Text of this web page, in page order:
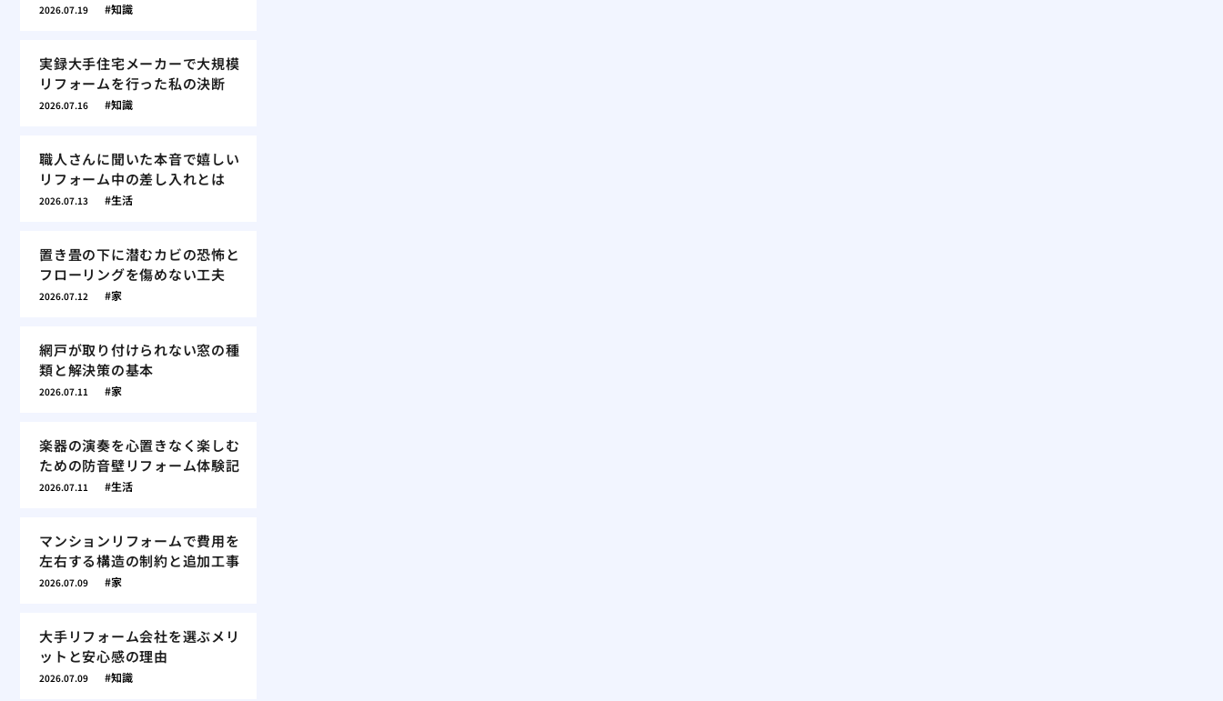
2026.07.19 知識
実録大手住宅メーカーで大規模
リフォームを行った私の決断
2026.07.16 知識
職人さんに聞いた本音で嬉しい
リフォーム中の差し入れとは
2026.07.13 生活
置き畳の下に潜むカビの恐怖と
フローリングを傷めない工夫
2026.07.12 家
網戸が取り付けられない窓の種
類と解決策の基本
2026.07.11 家
楽器の演奏を心置きなく楽しむ
ための防音壁リフォーム体験記
2026.07.11 生活
マンションリフォームで費用を
左右する構造の制約と追加工事
2026.07.09 家
大手リフォーム会社を選ぶメリ
ットと安心感の理由
2026.07.09 知識